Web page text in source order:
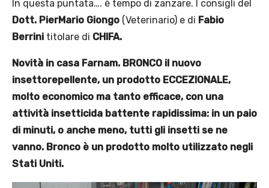
In questa puntata…. è tempo di zanzare. I consigli del
Dott. PierMario Giongo (Veterinario) e di Fabio
Berrini titolare di CHIFA.
Novità in casa Farnam. BRONCO il nuovo
insettorepellente, un prodotto ECCEZIONALE,
molto economico ma tanto efficace, con una
attività insetticida battente rapidissima: in un paio
di minuti, o anche meno, tutti gli insetti se ne
vanno. Bronco è un prodotto molto utilizzato negli
Stati Uniti.